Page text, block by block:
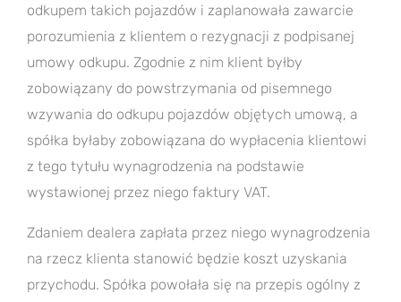
odkupem takich pojazdów i zaplanowała zawarcie
porozumienia z klientem o rezygnacji z podpisanej
umowy odkupu. Zgodnie z nim klient byłby
zobowiązany do powstrzymania od pisemnego
wzywania do odkupu pojazdów objętych umową, a
spółka byłaby zobowiązana do wypłacenia klientowi
z tego tytułu wynagrodzenia na podstawie
wystawionej przez niego faktury VAT.
Zdaniem dealera zapłata przez niego wynagrodzenia
na rzecz klienta stanowić będzie koszt uzyskania
przychodu. Spółka powołała się na przepis ogólny z